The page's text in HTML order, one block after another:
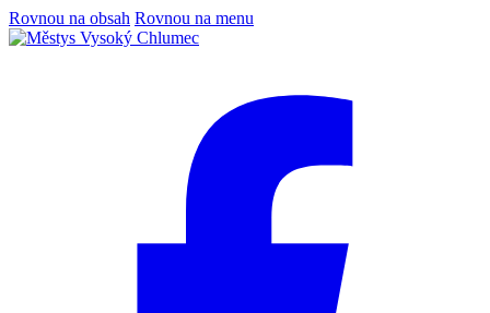
Rovnou na obsah Rovnou na menu